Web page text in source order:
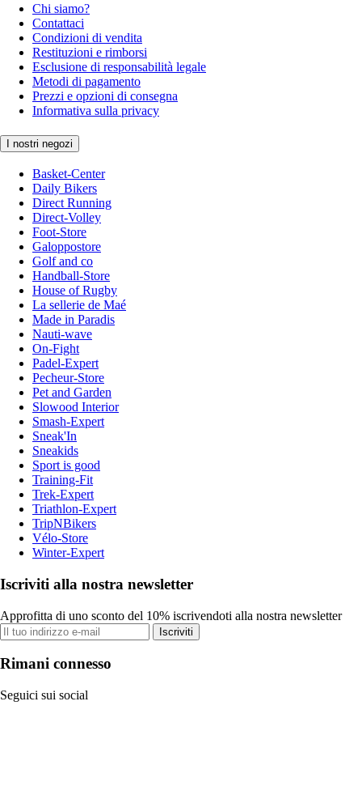
Chi siamo?
Contattaci
Condizioni di vendita
Restituzioni e rimborsi
Esclusione di responsabilità legale
Metodi di pagamento
Prezzi e opzioni di consegna
Informativa sulla privacy
I nostri negozi
Basket-Center
Daily Bikers
Direct Running
Direct-Volley
Foot-Store
Galoppostore
Golf and co
Handball-Store
House of Rugby
La sellerie de Maé
Made in Paradis
Nauti-wave
On-Fight
Padel-Expert
Pecheur-Store
Pet and Garden
Slowood Interior
Smash-Expert
Sneak'In
Sneakids
Sport is good
Training-Fit
Trek-Expert
Triathlon-Expert
TripNBikers
Vélo-Store
Winter-Expert
Iscriviti alla nostra newsletter
Approfitta di uno sconto del 10% iscrivendoti alla nostra newsletter
Iscriviti
Rimani connesso
Seguici sui social